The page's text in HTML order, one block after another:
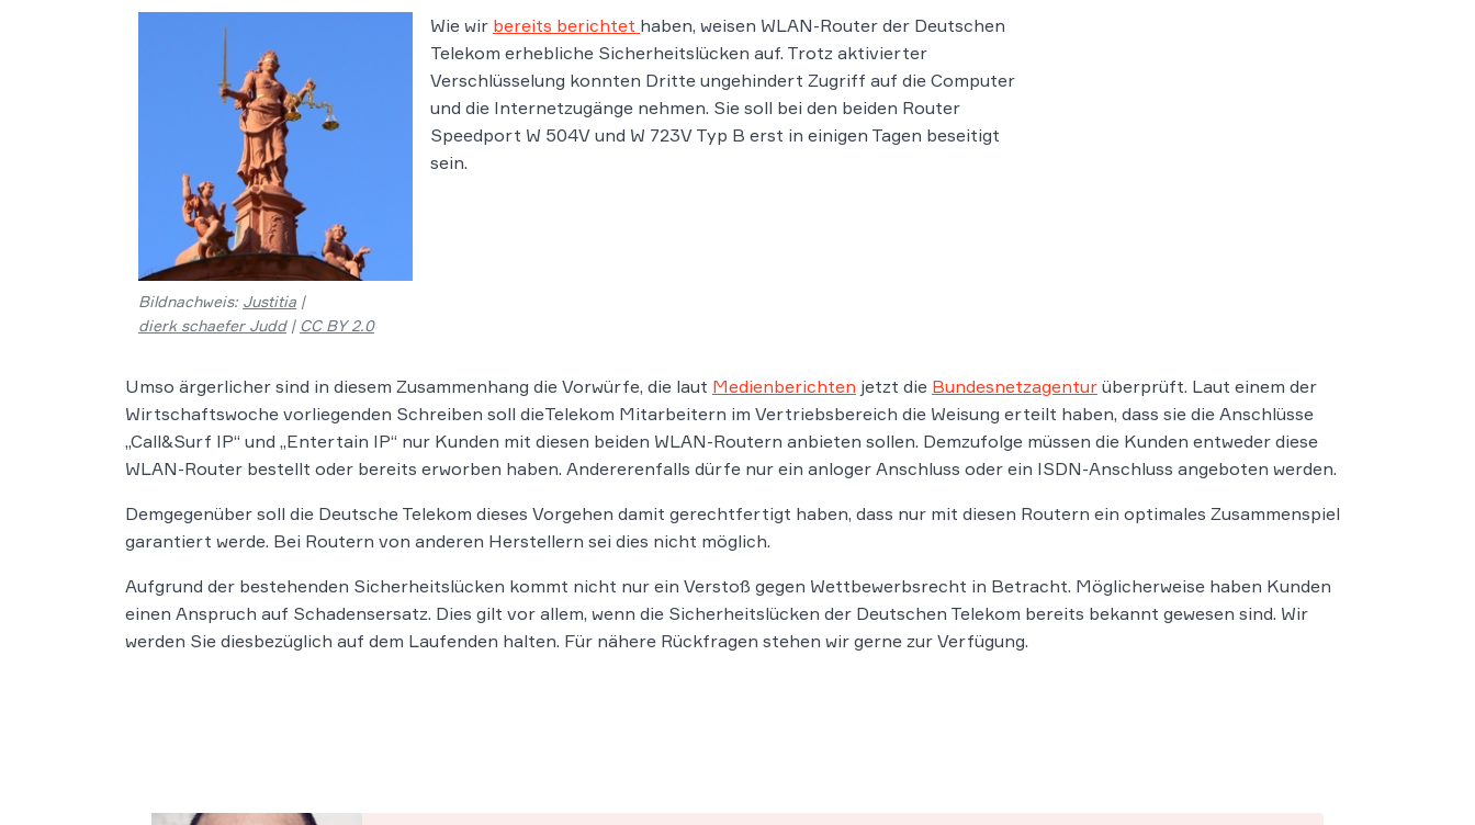
Bildnachweis: Justitia |
dierk schaefer Judd| CC BY 2.0
Wie wir bereits berichtet haben, weisen WLAN-Router der Deutschen
Telekom erhebliche Sicherheitslücken auf. Trotz aktivierter
Verschlüsselung konnten Dritte ungehindert Zugriff auf die Computer
und die Internetzugänge nehmen. Sie soll bei den beiden Router
Speedport W 504V und W 723V Typ B erst in einigen Tagen beseitigt
sein.
Umso ärgerlicher sind in diesem Zusammenhang die Vorwürfe, die laut Medienberichten jetzt die Bundesnetzagentur überprüft. Laut einem der
Wirtschaftswoche vorliegenden Schreiben soll dieTelekom Mitarbeitern im Vertriebsbereich die Weisung erteilt haben, dass sie die Anschlüsse
„Call&Surf IP“ und „Entertain IP“ nur Kunden mit diesen beiden WLAN-Routern anbieten sollen. Demzufolge müssen die Kunden entweder diese
WLAN-Router bestellt oder bereits erworben haben. Andererenfalls dürfe nur ein anloger Anschluss oder ein ISDN-Anschluss angeboten werden.
Demgegenüber soll die Deutsche Telekom dieses Vorgehen damit gerechtfertigt haben, dass nur mit diesen Routern ein optimales Zusammenspiel
garantiert werde. Bei Routern von anderen Herstellern sei dies nicht möglich.
Aufgrund der bestehenden Sicherheitslücken kommt nicht nur ein Verstoß gegen Wettbewerbsrecht in Betracht. Möglicherweise haben Kunden
einen Anspruch auf Schadensersatz. Dies gilt vor allem, wenn die Sicherheitslücken der Deutschen Telekom bereits bekannt gewesen sind. Wir
werden Sie diesbezüglich auf dem Laufenden halten. Für nähere Rückfragen stehen wir gerne zur Verfügung.